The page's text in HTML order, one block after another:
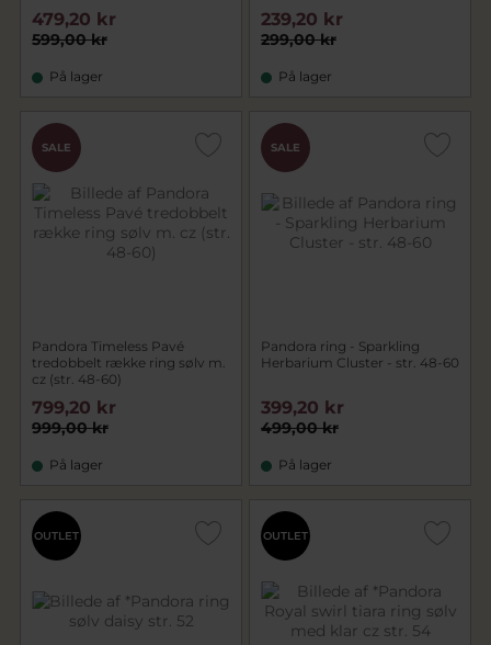
599,00 kr
479,20 kr
På lager
299,00 kr
239,20 kr
På lager
SALE
Pandora Timeless Pavé
tredobbelt række ring sølv m.
cz (str. 48-60)
999,00 kr
799,20 kr
På lager
SALE
Pandora ring - Sparkling
Herbarium Cluster - str. 48-60
499,00 kr
399,20 kr
På lager
OUTLET OUTLET